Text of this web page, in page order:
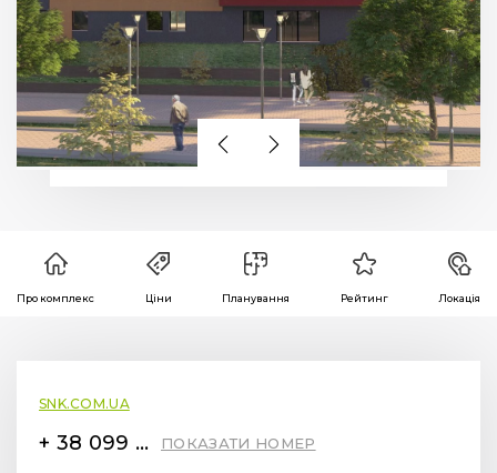
Про комплекс Ціни Планування Рейтинг Локація
SNK.COM.UA
+ 38 099 78 78 287 ПОКАЗАТИ НОМЕР